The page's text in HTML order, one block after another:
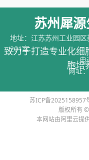
苏州犀
致力于打造专业化细
胞培
地址：江苏苏州工业园
201室
电
网址：
苏ICP备2025158957
版权所有
本网站由阿里云提